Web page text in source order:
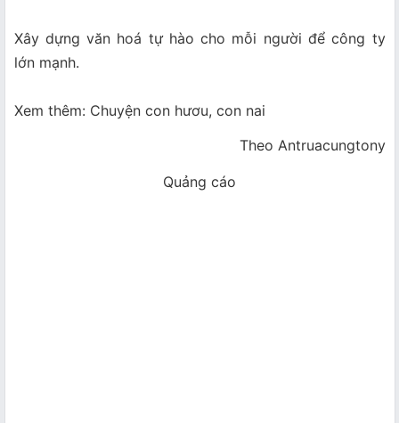
Xây dựng văn hoá tự hào cho mỗi người để công ty
lớn mạnh.
Xem thêm: Chuyện con hươu, con nai
Theo Antruacungtony
Quảng cáo